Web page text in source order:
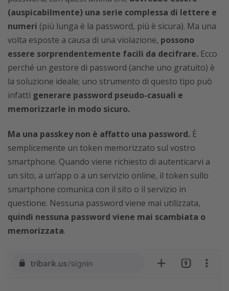
(auspicabilmente) una serie complessa di lettere e
numeri (più lunga è la password, più è sicura). Ma una
volta esposte a causa di una violazione, possono
essere sorprendentemente facili da decifrare. Ecco
perché un gestore di password (anche uno gratuito) è
la soluzione ideale; uno strumento di questo tipo può
infatti generare password pseudo-casuali e
memorizzarle in modo sicuro.
Ma una passkey non è affatto una password. È
semplicemente un token memorizzato sul vostro
smartphone. Quando viene richiesto di autenticarvi a
un sito, a un’app o a un servizio online, il token sullo
smartphone comunica con il sito o il servizio in
questione. Nessuna password viene mai utilizzata,
quindi nessuna password viene mai scambiata o
memorizzata.